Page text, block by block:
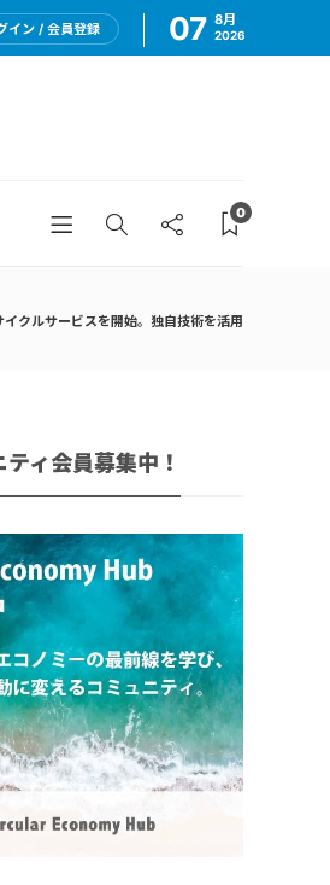
イン / 会員登録 07 8月
2026
0
クルサービスを開始。独自技術を活用
ィ会員募集中！